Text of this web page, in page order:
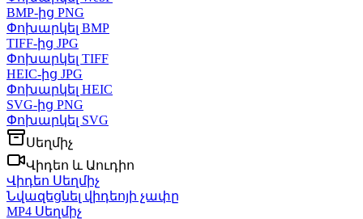
BMP-ից PNG
Փոխարկել BMP
TIFF-ից JPG
Փոխարկել TIFF
HEIC-ից JPG
Փոխարկել HEIC
SVG-ից PNG
Փոխարկել SVG
Սեղմիչ
Վիդեո և Աուդիո
Վիդեո Սեղմիչ
Նվազեցնել վիդեոյի չափը
MP4 Սեղմիչ